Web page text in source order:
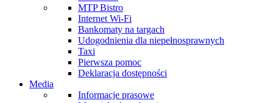
MTP Bistro
Internet Wi-Fi
Bankomaty na targach
Udogodnienia dla niepełnosprawnych
Taxi
Pierwsza pomoc
Deklaracja dostępności
Media
Informacje prasowe